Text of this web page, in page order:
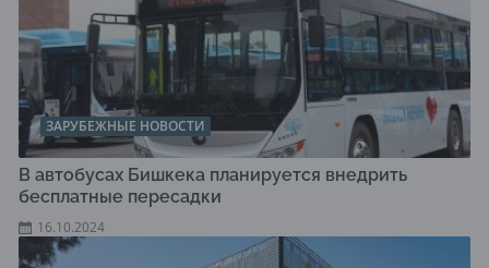
ЗАРУБЕЖНЫЕ НОВОСТИ
В автобусах Бишкека планируется внедрить
бесплатные пересадки
16.10.2024